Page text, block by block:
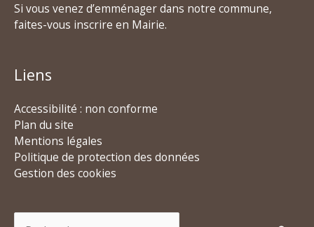
Si vous venez d’emménager dans notre commune,
faites-vous inscrire en Mairie.
Liens
Accessibilité : non conforme
Plan du site
Mentions légales
Politique de protection des données
Gestion des cookies